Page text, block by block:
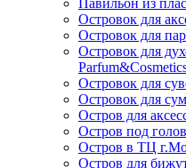
Павильон из
Островок для
Островок для
Островок для
Островок для
Островок для
Остров для
Остров под
Остров в ТЦ
Остров для